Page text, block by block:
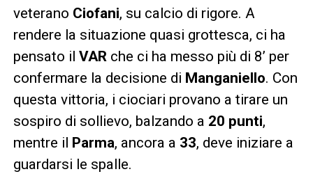
veterano Ciofani, su calcio di rigore. A
rendere la situazione quasi grottesca, ci ha
pensato il VARche ci ha messo più di 8’ per
confermare la decisione di Manganiello. Con
questa vittoria, i ciociari provano a tirare un
sospiro di sollievo, balzando a 20 punti,
mentre il
Parma, ancora a 33, deve iniziare a
guardarsi le spalle.